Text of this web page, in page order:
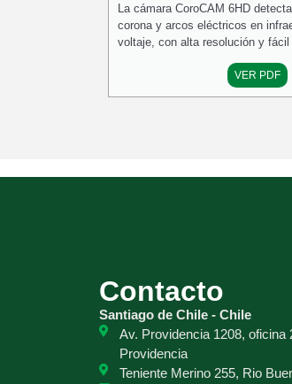
La cámara CoroCAM 6HD
corona y arcos eléctricos en
voltaje, con alta resolución y fácil
VER PDF
Contacto
Santiago de Chile - Chile
Av. Providencia 1208, oficina
Providencia
Teniente Merino 255, Rio